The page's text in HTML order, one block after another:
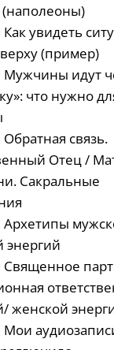
увидеть
(пример)
Мужчины идут
что нужно
связь.
Отец /
Сакральные
Архетипы
энергий
Священное
женской
Мои